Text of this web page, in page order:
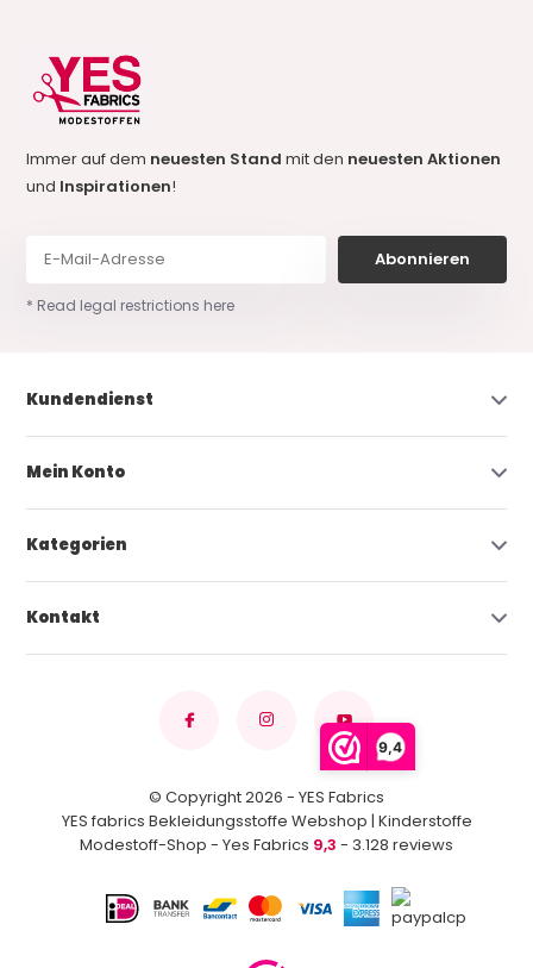
9,4
Immer auf dem neuesten Standmit den neuesten Aktionen
und Inspirationen!
Abonnieren
* Read legal restrictions here
Kundendienst
Mein Konto
Kategorien
Kontakt
© Copyright 2026 - YES Fabrics
YES fabrics Bekleidungsstoffe Webshop | Kinderstoffe
Modestoff-Shop - Yes Fabrics 9,3 - 3.128 reviews